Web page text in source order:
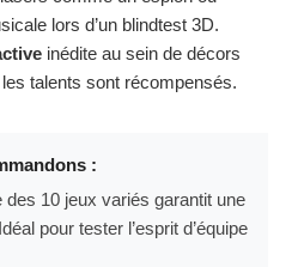
lors d’un blindtest 3D.
inédite au sein de décors
talents sont récompensés.
:
des 10 jeux variés garantit une
pour tester l’esprit d’équipe